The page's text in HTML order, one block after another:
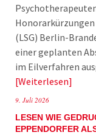
(LSG) Berlin-
einer geplanten
im Eilverfahren
Weiterlesen
9. Juli 2026
LESEN WIE
EPPENDORFER